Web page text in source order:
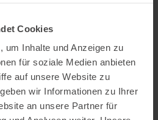
Cookies
um Inhalte und Anzeigen zu
für soziale Medien anbieten
auf unsere Website zu
wir Informationen zu Ihrer
an unsere Partner für